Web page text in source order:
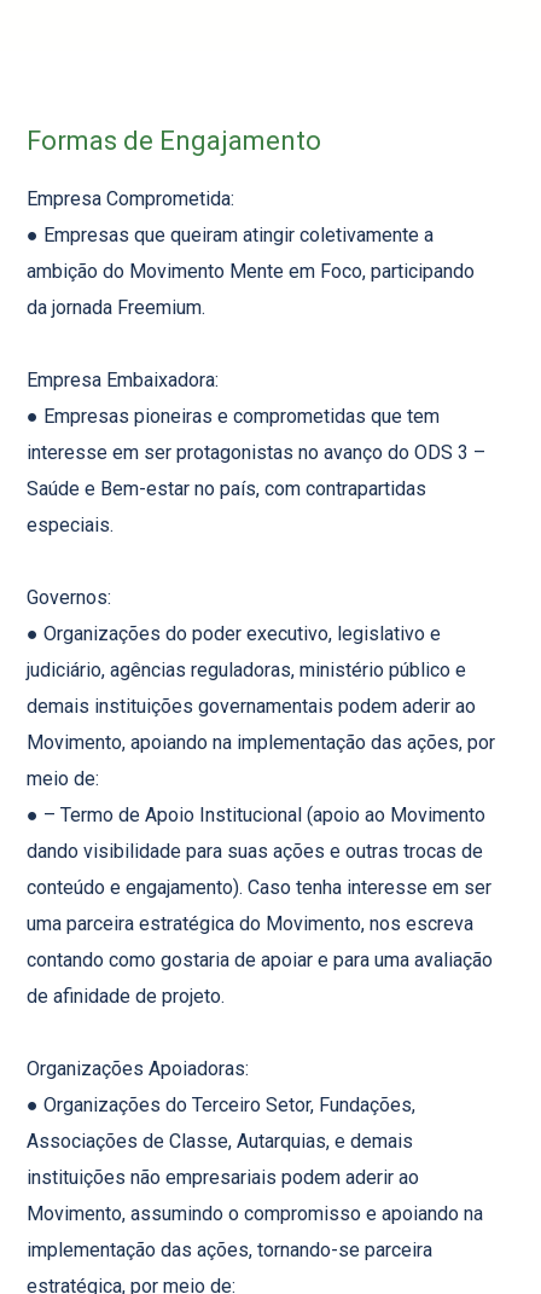
Formas de Engajamento
Empresa Comprometida:
● Empresas que queiram atingir coletivamente a
ambição do Movimento Mente em Foco, participando
da jornada Freemium.
Empresa Embaixadora:
● Empresas pioneiras e comprometidas que tem
interesse em ser protagonistas no avanço do ODS 3 –
Saúde e Bem-estar no país, com contrapartidas
especiais.
Governos:
● Organizações do poder executivo, legislativo e
judiciário, agências reguladoras, ministério público e
demais instituições governamentais podem aderir ao
Movimento, apoiando na implementação das ações, por
meio de:
● – Termo de Apoio Institucional (apoio ao Movimento
dando visibilidade para suas ações e outras trocas de
conteúdo e engajamento). Caso tenha interesse em ser
uma parceira estratégica do Movimento, nos escreva
contando como gostaria de apoiar e para uma avaliação
de afinidade de projeto.
Organizações Apoiadoras:
● Organizações do Terceiro Setor, Fundações,
Associações de Classe, Autarquias, e demais
instituições não empresariais podem aderir ao
Movimento, assumindo o compromisso e apoiando na
implementação das ações, tornando-se parceira
estratégica, por meio de: